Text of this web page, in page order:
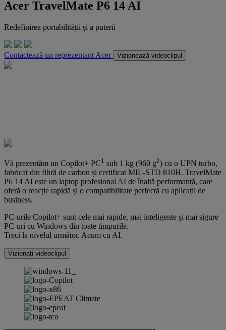
Acer TravelMate P6 14 AI
Redefinirea portabilității și a puterii
Contactează un reprezentant Acer Vizionează videoclipul
Vă prezentăm un Copilot+ PC1 sub 1 kg (960 g2) cu o UPN turbo,
fabricat din fibră de carbon și certificat MIL-STD 810H. TravelMate
P6 14 AI este un laptop profesional AI de înaltă performanță, care
oferă o reacție rapidă și o compatibilitate perfectă cu aplicații de
business.
PC-urile Copilot+ sunt cele mai rapide, mai inteligente și mai sigure
PC-uri cu Windows din toate timpurile.
Treci la nivelul următor. Acum cu AI.
Vizionați videoclipul